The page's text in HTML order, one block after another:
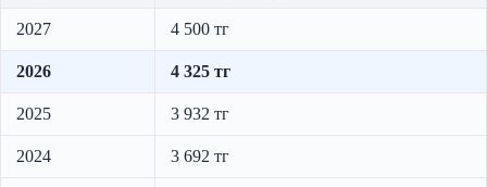
2027 4 500 тг
2026 4 325 тг
2025 3 932 тг
2024 3 692 тг